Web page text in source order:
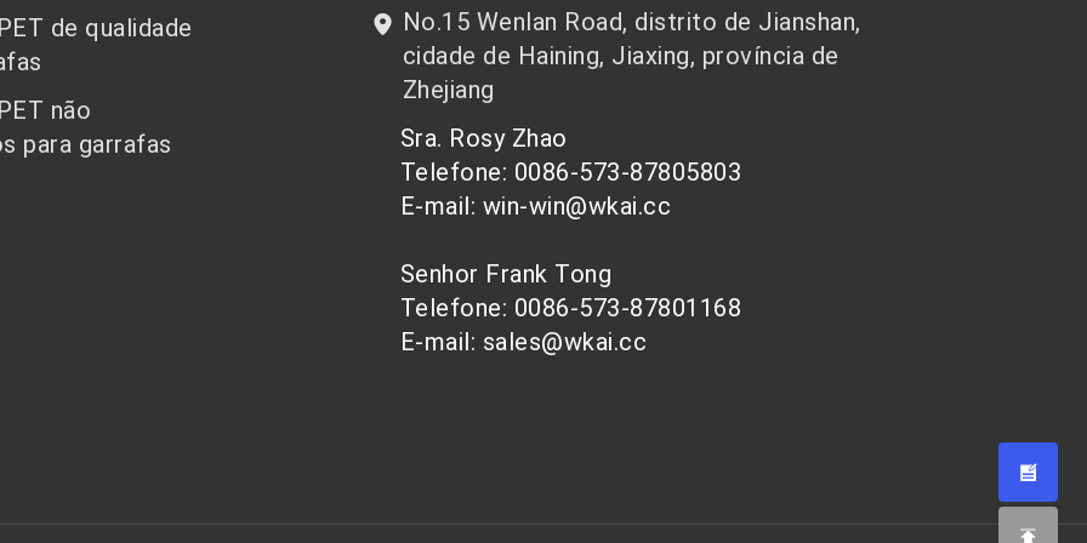
de qualidade
não
para garrafas
No.15 Wenlan Road, distrito de Jianshan,
cidade de Haining, Jiaxing, província de
Zhejiang
Sra. Rosy Zhao
Telefone: 0086-573-87805803
E-mail: win-win@wkai.cc
Senhor Frank Tong
Telefone: 0086-573-87801168
E-mail: sales@wkai.cc